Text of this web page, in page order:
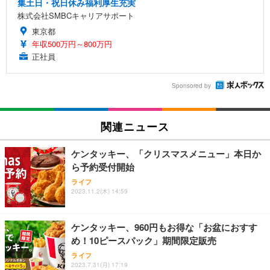
集土日・祝日休み福利厚生充実
株式会社SMBCキャリアサポート
東京都
年収500万円～800万円
正社員
Sponsored by
関連ニュース
ケンタッキー、「クリスマスメニュー」本日か
ら予約受付開始
ライフ
2023.11.2(木) 14:59
ケンタッキー、960円もお得な「お盆におすす
め！10ピースパック」期間限定販売
ライフ
2023.7.31(月) 17:19